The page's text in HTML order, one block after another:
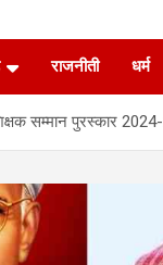
राजनीती धर्म
सम्मान पुरस्कार